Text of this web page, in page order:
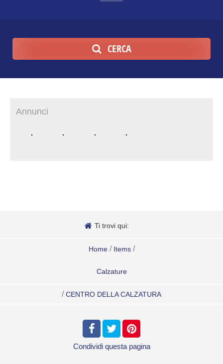
CERCA
Annunci
Ti trovi qui:
Home / Items /
Calzature
/ CENTRO DELLA CALZATURA
Condividi questa pagina